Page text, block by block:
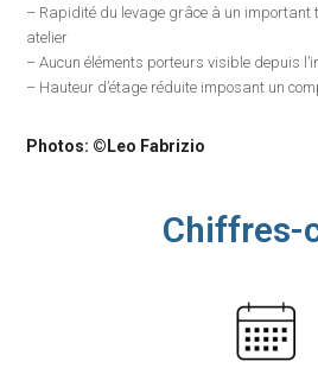
– Rapidité du levage grâce à un
atelier
– Aucun éléments porteurs visible depuis
– Hauteur d’étage réduite imposant un
Photos: © Leo Fabrizio
Chiffres-